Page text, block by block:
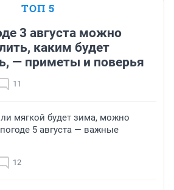
ТОП 5
3 августа можно
каким будет
— приметы и поверья
11
мягкой будет зима, можно
5 августа — важные
12